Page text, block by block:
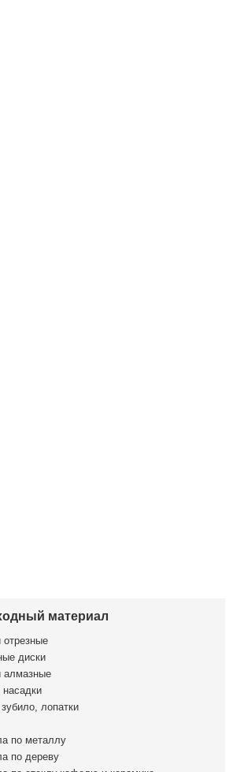
материал
отрезные
диски
алмазные
лопатки
по металлу
по дереву